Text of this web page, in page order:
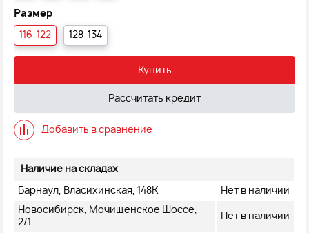
Размер
116-122 128-134
Купить
Рассчитать кредит
Добавить в сравнение
Наличие на складах
Барнаул, Власихинская, 148К
Нет в наличии
Новосибирск, Мочищенское Шоссе,
2/1
Нет в наличии